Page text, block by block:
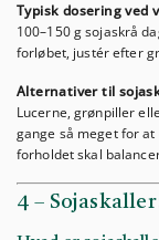
Typisk dosering ved
100–150 g sojaskrå
forløbet, justér efter
Alternativer til
Lucerne, grønpiller
gange så meget for
forholdet skal
4 –